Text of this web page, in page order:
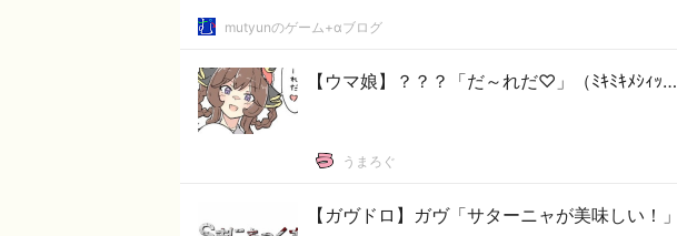
mutyunのゲーム+αブログ
【ウマ娘】？？？「だ～れだ♡」（ﾐｷﾐｷﾒｼｨｯ…
うまろぐ
【ガヴドロ】ガヴ「サターニャが美味しい！」